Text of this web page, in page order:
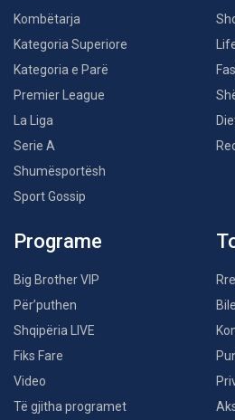
Kombëtarja
Kategoria Superiore
Kategoria e Parë
Premier League
La Liga
Serie A
Shumësportësh
Sport Gossip
Programe
Big Brother VIP
Për’puthen
Shqipëria LIVE
Fiks Fare
Video
Të gjitha programet